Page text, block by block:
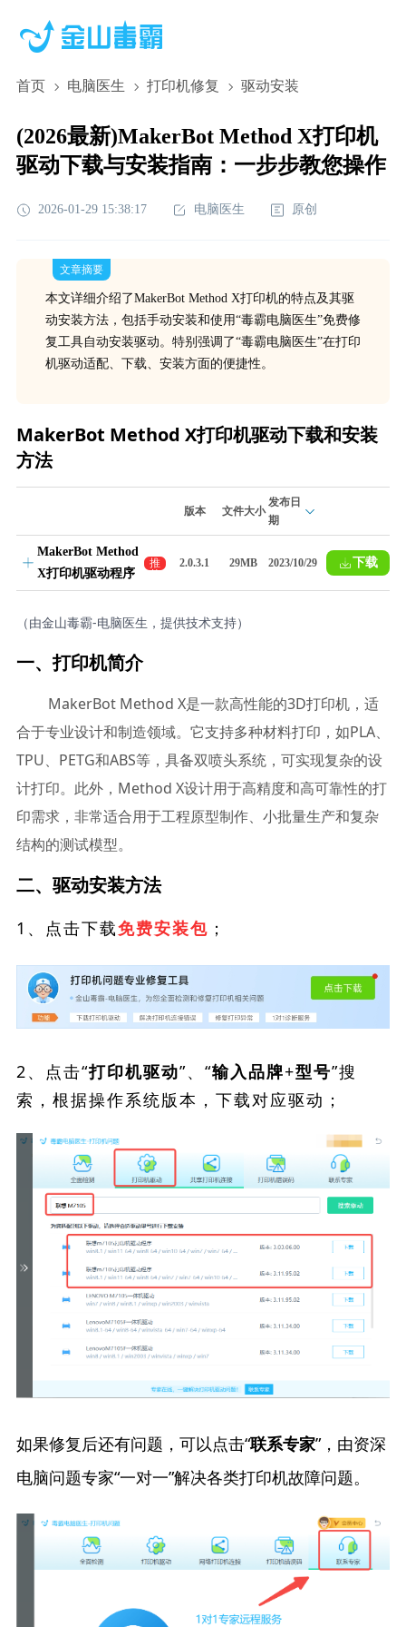
首页 电脑医生 打印机修复 驱动安装
(2026最新)MakerBot Method X打印机
驱动下载与安装指南：一步步教您操作
2026-01-29 15:38:17 电脑医生 原创
文章摘要
本文详细介绍了MakerBot Method X打印机的特点及其驱
动安装方法，包括手动安装和使用“毒霸电脑医生”免费修
复工具自动安装驱动。特别强调了“毒霸电脑医生”在打印
机驱动适配、下载、安装方面的便捷性。
MakerBot Method X打印机驱动下载和安装
方法
版本 文件大小
发布日
期
MakerBot Method
X打印机驱动程序
推
荐
2.0.3.1 29MB 2023/10/29 下载
（由金山毒霸-电脑医生，提供技术支持）
一、打印机简介
MakerBot Method X是一款高性能的3D打印机，适
合于专业设计和制造领域。它支持多种材料打印，如PLA、
TPU、PETG和ABS等，具备双喷头系统，可实现复杂的设
计打印。此外，Method X设计用于高精度和高可靠性的打
印需求，非常适合用于工程原型制作、小批量生产和复杂
结构的测试模型。
二、驱动安装方法
1、点击下载免费安装包 ；
2、点击“打印机驱动”、“输入品牌+型号”搜
索，根据操作系统版本，下载对应驱动；
如果修复后还有问题，可以点击“联系专家”，由资深
电脑问题专家“一对一”解决各类打印机故障问题。